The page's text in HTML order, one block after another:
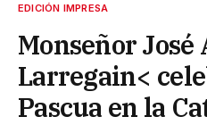
EDICIÓN IMPRESA
Monseñor José
Larregain<
Pascua en la